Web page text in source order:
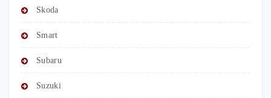
Skoda
Smart
Subaru
Suzuki